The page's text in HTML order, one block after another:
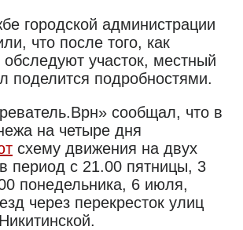
городской администрации
что после того, как
участок, местный
поделится подробностями.
сообщал, что в
на четыре дня
схему движения на двух
период с 21.00 пятницы, 3
понедельника, 6 июля,
через перекресток улиц